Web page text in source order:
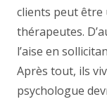
clients peut
thérapeutes.
l’aise en
Après tout, ils
psychologue